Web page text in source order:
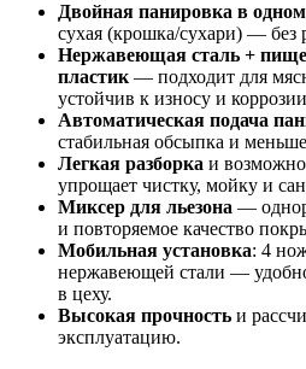
Двойная панировка в
сухая (крошка/сухари) — без
Нержавеющая сталь +
пластик — подходит для
устойчив к износу и
Автоматическая подача
стабильная обсыпка и
Легкая разборка и
упрощает чистку, мойку и
Миксер для льезона —
и повторяемое качество
Мобильная установка: 4
нержавеющей стали —
в цеху.
Высокая прочность и
эксплуатацию.